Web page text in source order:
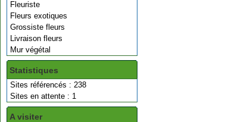
Fleuriste
Fleurs exotiques
Grossiste fleurs
Livraison fleurs
Mur végétal
Statistiques
Sites référencés : 238
Sites en attente : 1
A visiter